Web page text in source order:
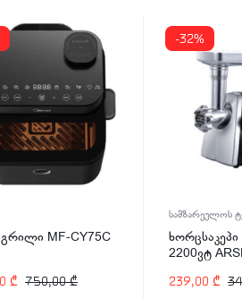
ხორცსაკეპი ელექტრო
349,00
239,00₾